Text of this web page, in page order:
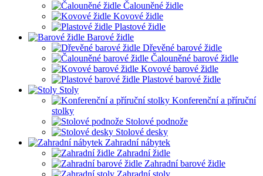
Čalouněné židle
Kovové židle
Plastové židle
Barové židle
Dřevěné barové židle
Čalouněné barové židle
Kovové barové židle
Plastové barové židle
Stoly
Konferenční a příruční
stolky
Stolové podnože
Stolové desky
Zahradní nábytek
Zahradní židle
Zahradní barové židle
Zahradní stoly